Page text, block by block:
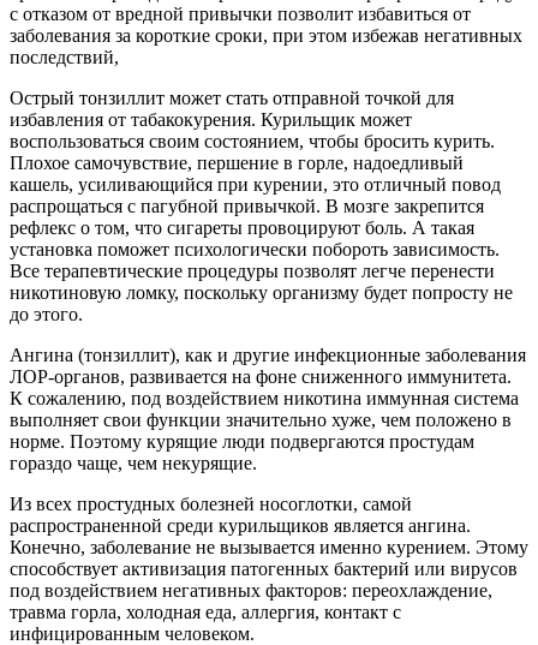
с отказом от вредной привычки позволит избавиться от
заболевания за короткие сроки, при этом избежав негативных
последствий,
Острый тонзиллит может стать отправной точкой для
избавления от табакокурения. Курильщик может
воспользоваться своим состоянием, чтобы бросить курить.
Плохое самочувствие, першение в горле, надоедливый
кашель, усиливающийся при курении, это отличный повод
распрощаться с пагубной привычкой. В мозге закрепится
рефлекс о том, что сигареты провоцируют боль. А такая
установка поможет психологически побороть зависимость.
Все терапевтические процедуры позволят легче перенести
никотиновую ломку, поскольку организму будет попросту не
до этого.
Ангина (тонзиллит), как и другие инфекционные заболевания
ЛОР-органов, развивается на фоне сниженного иммунитета.
К сожалению, под воздействием никотина иммунная система
выполняет свои функции значительно хуже, чем положено в
норме. Поэтому курящие люди подвергаются простудам
гораздо чаще, чем некурящие.
Из всех простудных болезней носоглотки, самой
распространенной среди курильщиков является ангина.
Конечно, заболевание не вызывается именно курением. Этому
способствует активизация патогенных бактерий или вирусов
под воздействием негативных факторов: переохлаждение,
травма горла, холодная еда, аллергия, контакт с
инфицированным человеком.